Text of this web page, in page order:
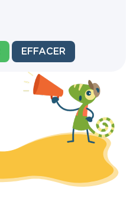
EFFACER